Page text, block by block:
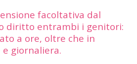
facoltativa dal
diritto entrambi i genitori:
a ore, oltre che in
giornaliera.